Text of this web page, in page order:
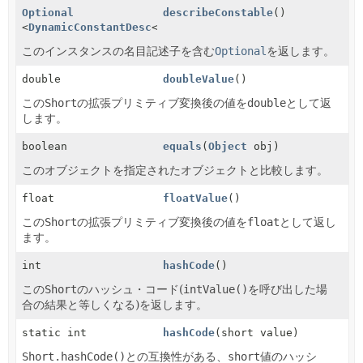
Optional
<DynamicConstantDesc<
describeConstable()
このインスタンスの名目記述子を含むOptional を返します。
double doubleValue()
このShortの拡張プリミティブ変換後の値をdoubleとして返
します。
boolean equals (Object obj)
このオブジェクトを指定されたオブジェクトと比較します。
float floatValue()
このShortの拡張プリミティブ変換後の値をfloatとして返し
ます。
int hashCode()
このShortのハッシュ・コード(intValue()を呼び出した場
合の結果と等しくなる)を返します。
static int hashCode(short value)
Short.hashCode() との互換性がある、 short値のハッシ